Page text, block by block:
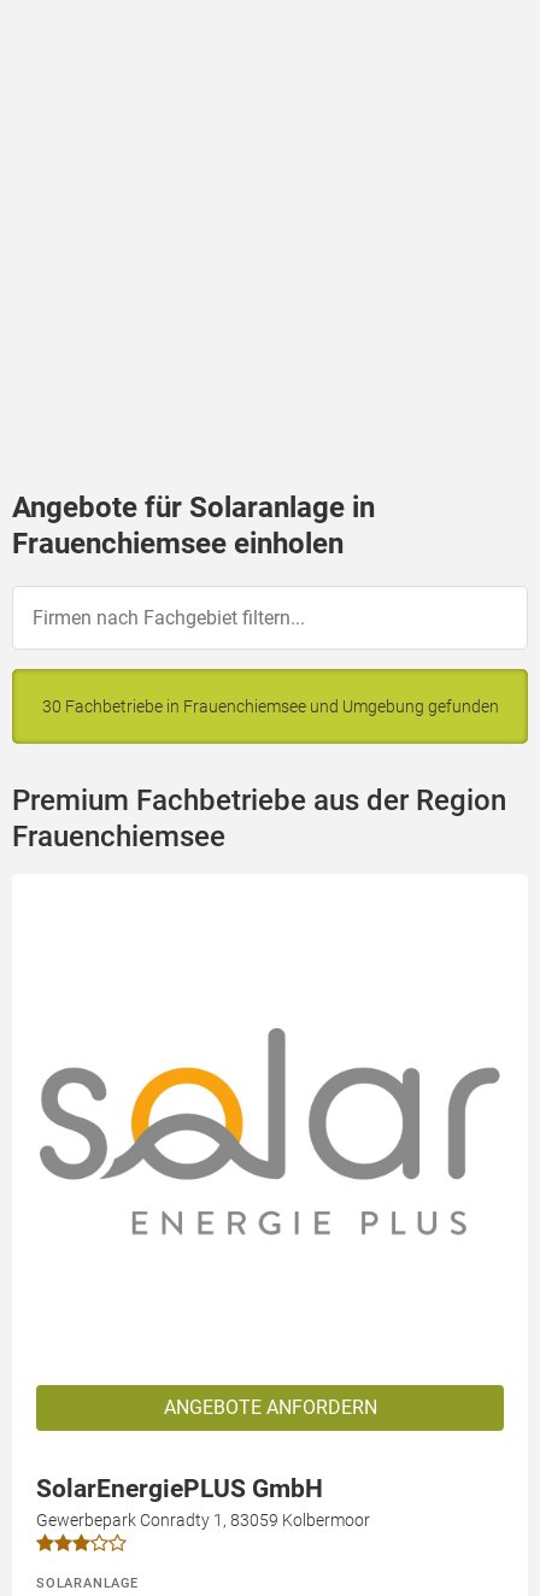
Angebote für Solaranlage in
Frauenchiemsee einholen
30 Fachbetriebe in Frauenchiemsee und Umgebung gefunden
Premium Fachbetriebe aus der Region
Frauenchiemsee
ANGEBOTE ANFORDERN
SolarEnergiePLUS GmbH
Gewerbepark Conradty 1, 83059 Kolbermoor
SOLARANLAGE